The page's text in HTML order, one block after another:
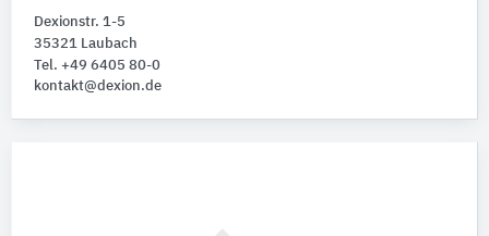
Dexionstr. 1-5
35321 Laubach
Tel. +49 6405 80-0
kontakt@dexion.de